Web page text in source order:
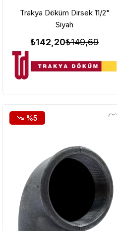
Trakya Döküm Dirsek 11/2"
Siyah
₺142,20₺149,69
%5